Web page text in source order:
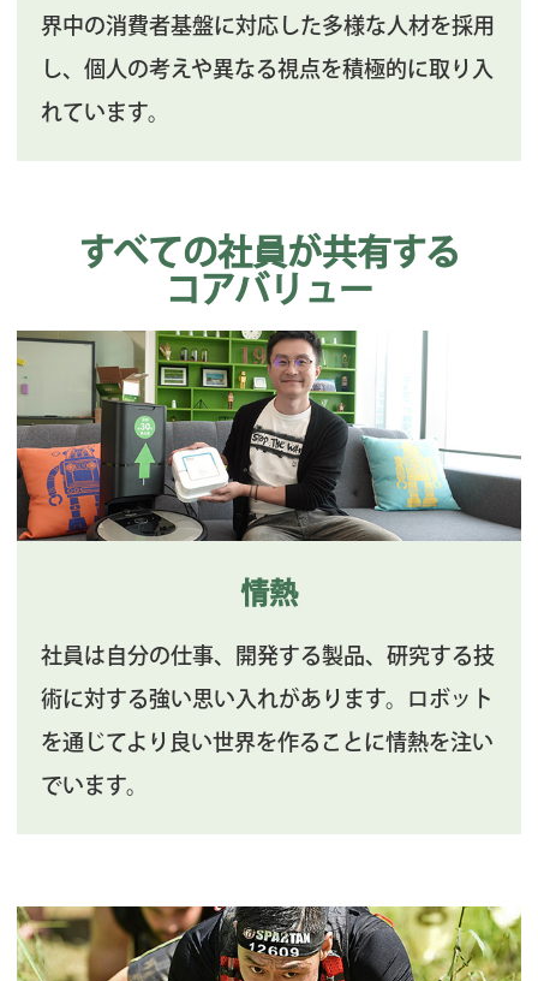
界中の消費者基盤に対応した多様な人材を採用
し、個人の考えや異なる視点を積極的に取り入
れています。
すべての社員が共有する
コアバリュー
情熱
社員は自分の仕事、開発する製品、研究する技
術に対する強い思い入れがあります。ロボット
を通じてより良い世界を作ることに情熱を注い
でいます。